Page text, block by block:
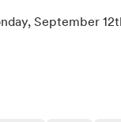
September